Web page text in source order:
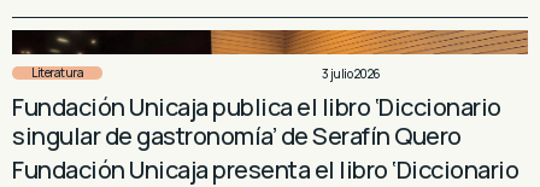
Literatura 3 julio 2026
Fundación Unicaja publica el libro ‘Diccionario
singular de gastronomía’ de Serafín Quero
Fundación Unicaja presenta el libro ‘Diccionario